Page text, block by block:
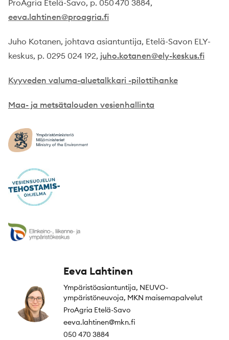
ProAgria Etelä-Savo, p. 050 470 3884,
eeva.lahtinen@proagria.fi
Juho Kotanen, johtava asiantuntija, Etelä-Savon ELY-
keskus, p. 0295 024 192, juho.kotanen@ely-keskus.fi
Kyyveden valuma-aluetalkkari -pilottihanke
Maa- ja metsätalouden vesienhallinta
Eeva Lahtinen
Ympäristöasiantuntija, NEUVO-
ympäristöneuvoja, MKN maisemapalvelut
ProAgria Etelä-Savo
eeva.lahtinen@mkn.fi
050 470 3884